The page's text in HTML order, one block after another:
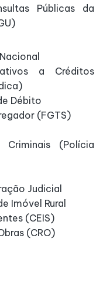
Públicas da
a Créditos
Débito
(FGTS)
(Polícia
Judicial
Imóvel Rural
(CEIS)
(CRO)